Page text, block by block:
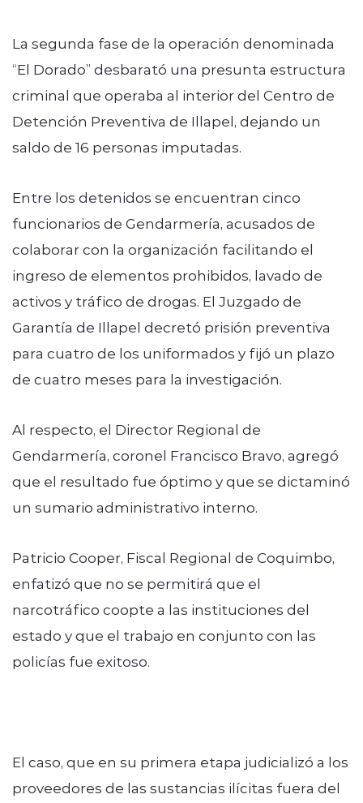
La segunda fase de la operación denominada
“El Dorado” desbarató una presunta estructura
criminal que operaba al interior del Centro de
Detención Preventiva de Illapel, dejando un
saldo de 16 personas imputadas.
Entre los detenidos se encuentran cinco
funcionarios de Gendarmería, acusados de
colaborar con la organización facilitando el
ingreso de elementos prohibidos, lavado de
activos y tráfico de drogas. El Juzgado de
Garantía de Illapel decretó prisión preventiva
para cuatro de los uniformados y fijó un plazo
de cuatro meses para la investigación.
Al respecto, el Director Regional de
Gendarmería, coronel Francisco Bravo, agregó
que el resultado fue óptimo y que se dictaminó
un sumario administrativo interno.
Patricio Cooper, Fiscal Regional de Coquimbo,
enfatizó que no se permitirá que el
narcotráfico coopte a las instituciones del
estado y que el trabajo en conjunto con las
policías fue exitoso.
El caso, que en su primera etapa judicializó a los
proveedores de las sustancias ilícitas fuera del